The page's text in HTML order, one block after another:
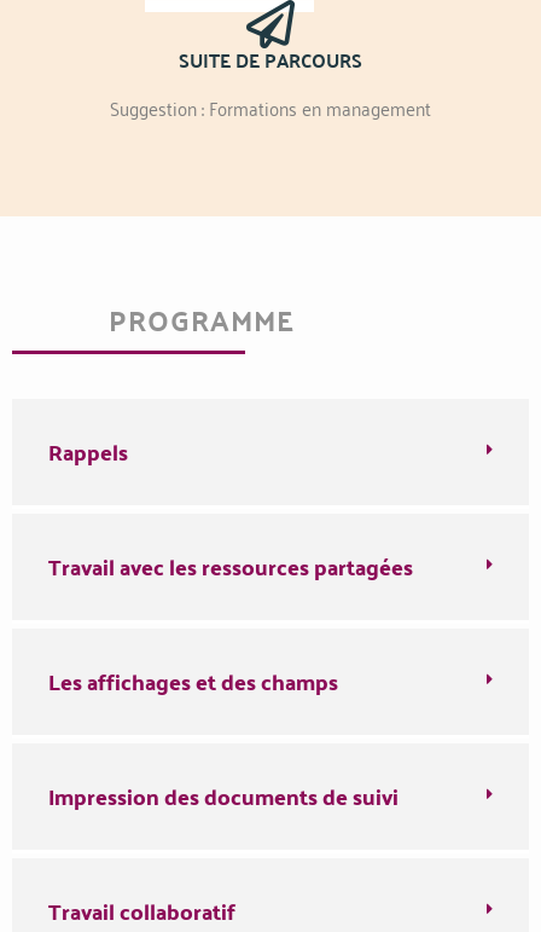
SUITE DE PARCOURS
Suggestion : Formations en management
PROGRAMME
Rappels
Travail avec les ressources partagées
Les affichages et des champs
Impression des documents de suivi
Travail collaboratif